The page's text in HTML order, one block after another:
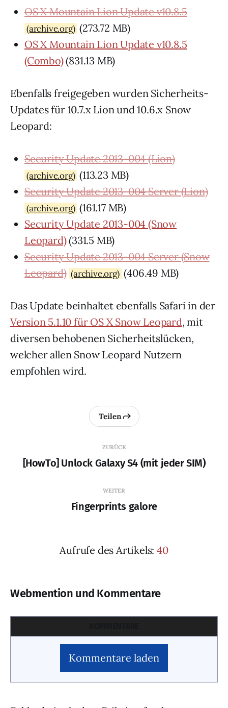
OS X Mountain Lion Update v10.8.5
(archive.org) (273.72 MB)
OS X Mountain Lion Update v10.8.5
(Combo)(831.13 MB)
Ebenfalls freigegeben wurden Sicherheits-
Updates für 10.7.x Lion und 10.6.x Snow
Leopard:
Security Update 2013-004 (Lion)
(archive.org) (113.23 MB)
Security Update 2013-004 Server (Lion)
(archive.org) (161.17 MB)
Security Update 2013-004 (Snow
Leopard)(331.5 MB)
Security Update 2013-004 Server (Snow
Leopard) (archive.org)(406.49 MB)
Das Update beinhaltet ebenfalls Safari in der
Version 5.1.10 für OS X Snow Leopard, mit
diversen behobenen Sicherheitslücken,
welcher allen Snow Leopard Nutzern
empfohlen wird.
ZURÜCK
[HowTo] Unlock Galaxy S4 (mit jeder SIM)
Teilen
WEITER
Fingerprints galore
Aufrufe des Artikels: 40
Webmention und Kommentare
Kommentare laden